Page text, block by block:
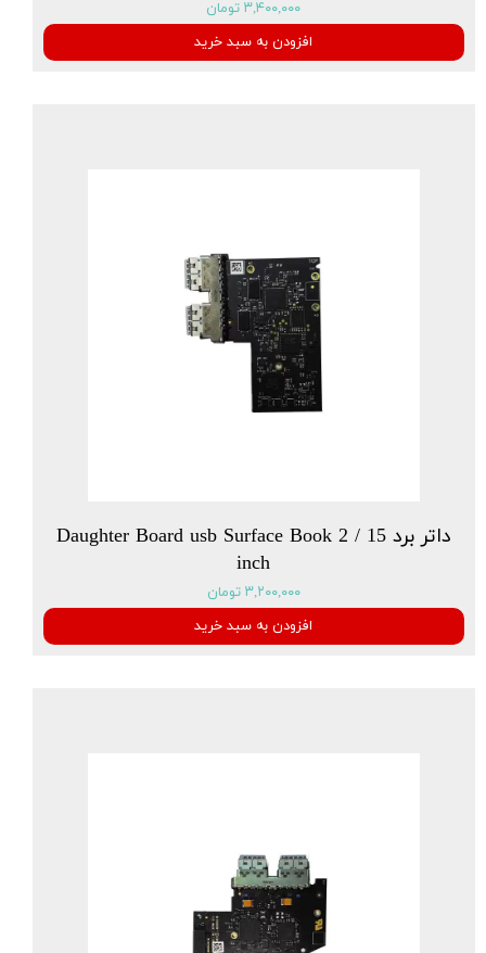
۳,۴۰۰,۰۰۰ تومان
افزودن به سبد خرید
داتر برد Daughter Board usb Surface Book 2 / 15
inch
۳,۲۰۰,۰۰۰ تومان
افزودن به سبد خرید